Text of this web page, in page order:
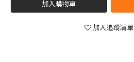
加入購物車
加入追蹤清單